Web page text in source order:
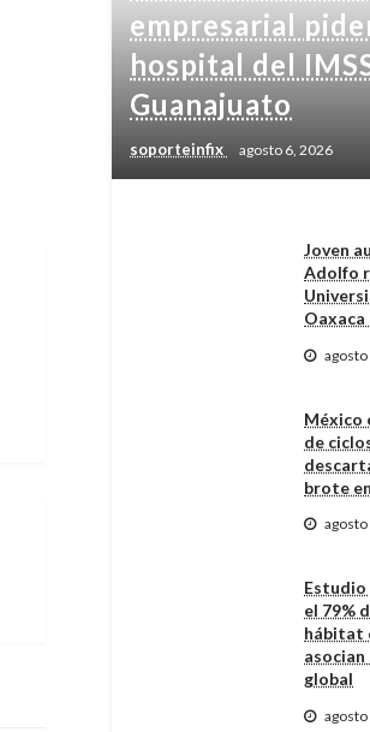
empresarial
hospital del
Guanajuato
soporteinfix agosto 6, 2026
Joven
Adolfo
México
de
brote
Estudio
el 79%
hábitat
global